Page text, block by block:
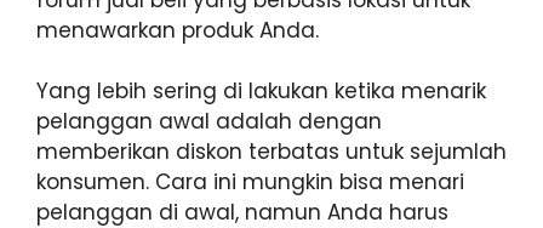
menawarkan produk Anda.
Yang lebih sering di lakukan ketika menarik
pelanggan awal adalah dengan
memberikan diskon terbatas untuk sejumlah
konsumen. Cara ini mungkin bisa menari
pelanggan di awal, namun Anda harus